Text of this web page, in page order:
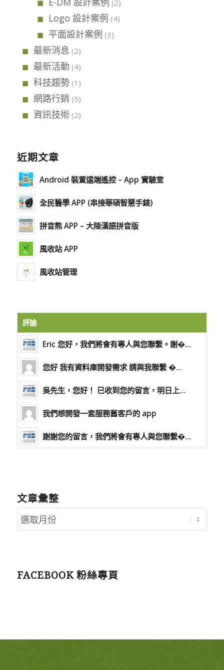
(2)
Logo 設計案例 (4)
平面設計案例 (3)
最新消息 (2)
最新活動 (4)
科技趨勢(1)
網路行銷 (5)
資訊技術(2)
近期文章
Android 裝置遠端遙控 – App 實驗室
全民醫學 APP (串接華碩智慧手錶)
拼音熊 APP – 大陸漢語拼音版
風收站 APP
風收站管理
評論
Eric 您好，我們將會有專人與您聯繫。謝�...
您好 我有資料庫開發需求 請與我聯繫 �...
吳先生，您好！ 已收到您的留言，明日上...
我們想開發一套服務舊客戶的 app
謝謝您的留言，我們將會有專人與您聯繫�...
文章彙整
FACEBOOK 粉絲專頁